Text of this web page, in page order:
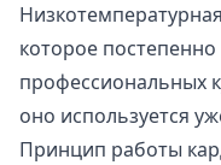
которое
профессиональных
оно используется
Принцип работы